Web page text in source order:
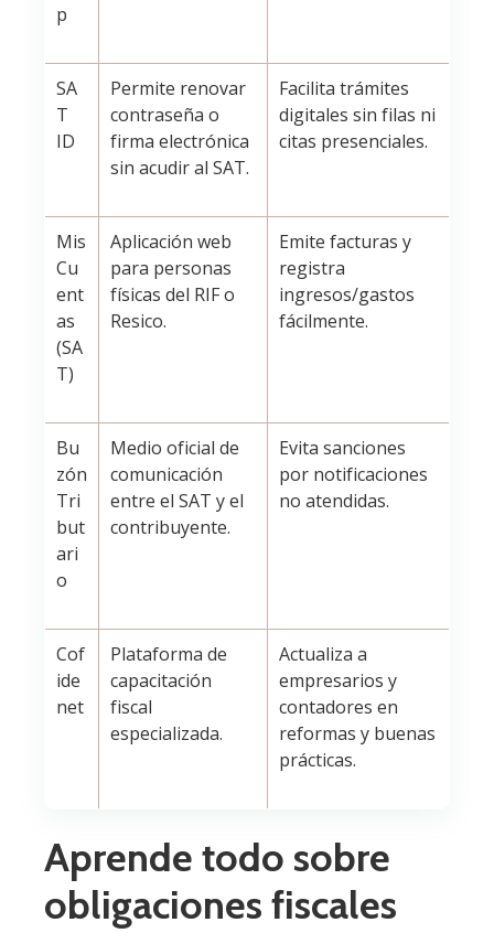
p
SA
T
ID
Permite renovar
contraseña o
firma electrónica
sin acudir al SAT.
Facilita trámites
digitales sin filas ni
citas presenciales.
Mis
Cu
ent
as
(SA
T)
Aplicación web
para personas
físicas del RIF o
Resico.
Emite facturas y
registra
ingresos/gastos
fácilmente.
Bu
zón
Tri
but
ari
o
Medio oficial de
comunicación
entre el SAT y el
contribuyente.
Evita sanciones
por notificaciones
no atendidas.
Cof
ide
net
Plataforma de
capacitación
fiscal
especializada.
Actualiza a
empresarios y
contadores en
reformas y buenas
prácticas.
Aprende todo sobre
obligaciones fiscales